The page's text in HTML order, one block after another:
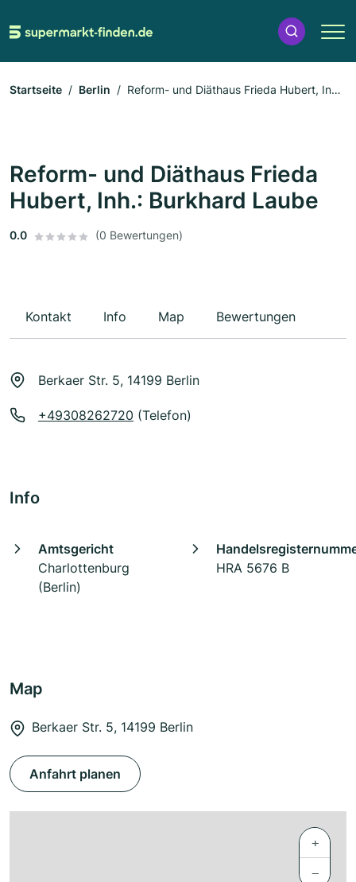
Startseite Berlin
Reform- und Diäthaus Frieda Hubert, Inh.:
Reform- und Diäthaus Frieda
Hubert, Inh.: Burkhard Laube
0.0 (0 Bewertungen)
Kontakt Info Map Bewertungen
Berkaer Str. 5, 14199 Berlin
+49308262720 (Telefon)
Info
Amtsgericht
Charlottenburg
(Berlin)
HRA 5676 B
Map
Berkaer Str. 5, 14199 Berlin
Anfahrt planen
+
−